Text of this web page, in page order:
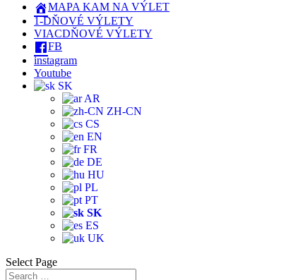
MAPA KAM NA VÝLET
1-DŇOVÉ VÝLETY
VIACDŇOVÉ VÝLETY
FB
instagram
Youtube
SK
AR
ZH-CN
CS
EN
FR
DE
HU
PL
PT
SK
ES
UK
Select Page